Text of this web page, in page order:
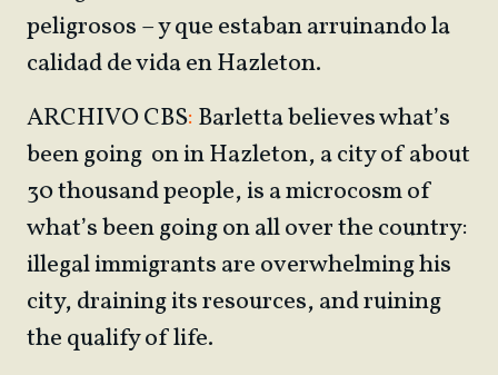
peligrosos – y que estaban arruinando la
calidad de vida en Hazleton.
ARCHIVO CBS: Barletta believes what’s
been going on in Hazleton, a city of about
30 thousand people, is a microcosm of
what’s been going on all over the country:
illegal immigrants are overwhelming his
city, draining its resources, and ruining
the qualify of life.